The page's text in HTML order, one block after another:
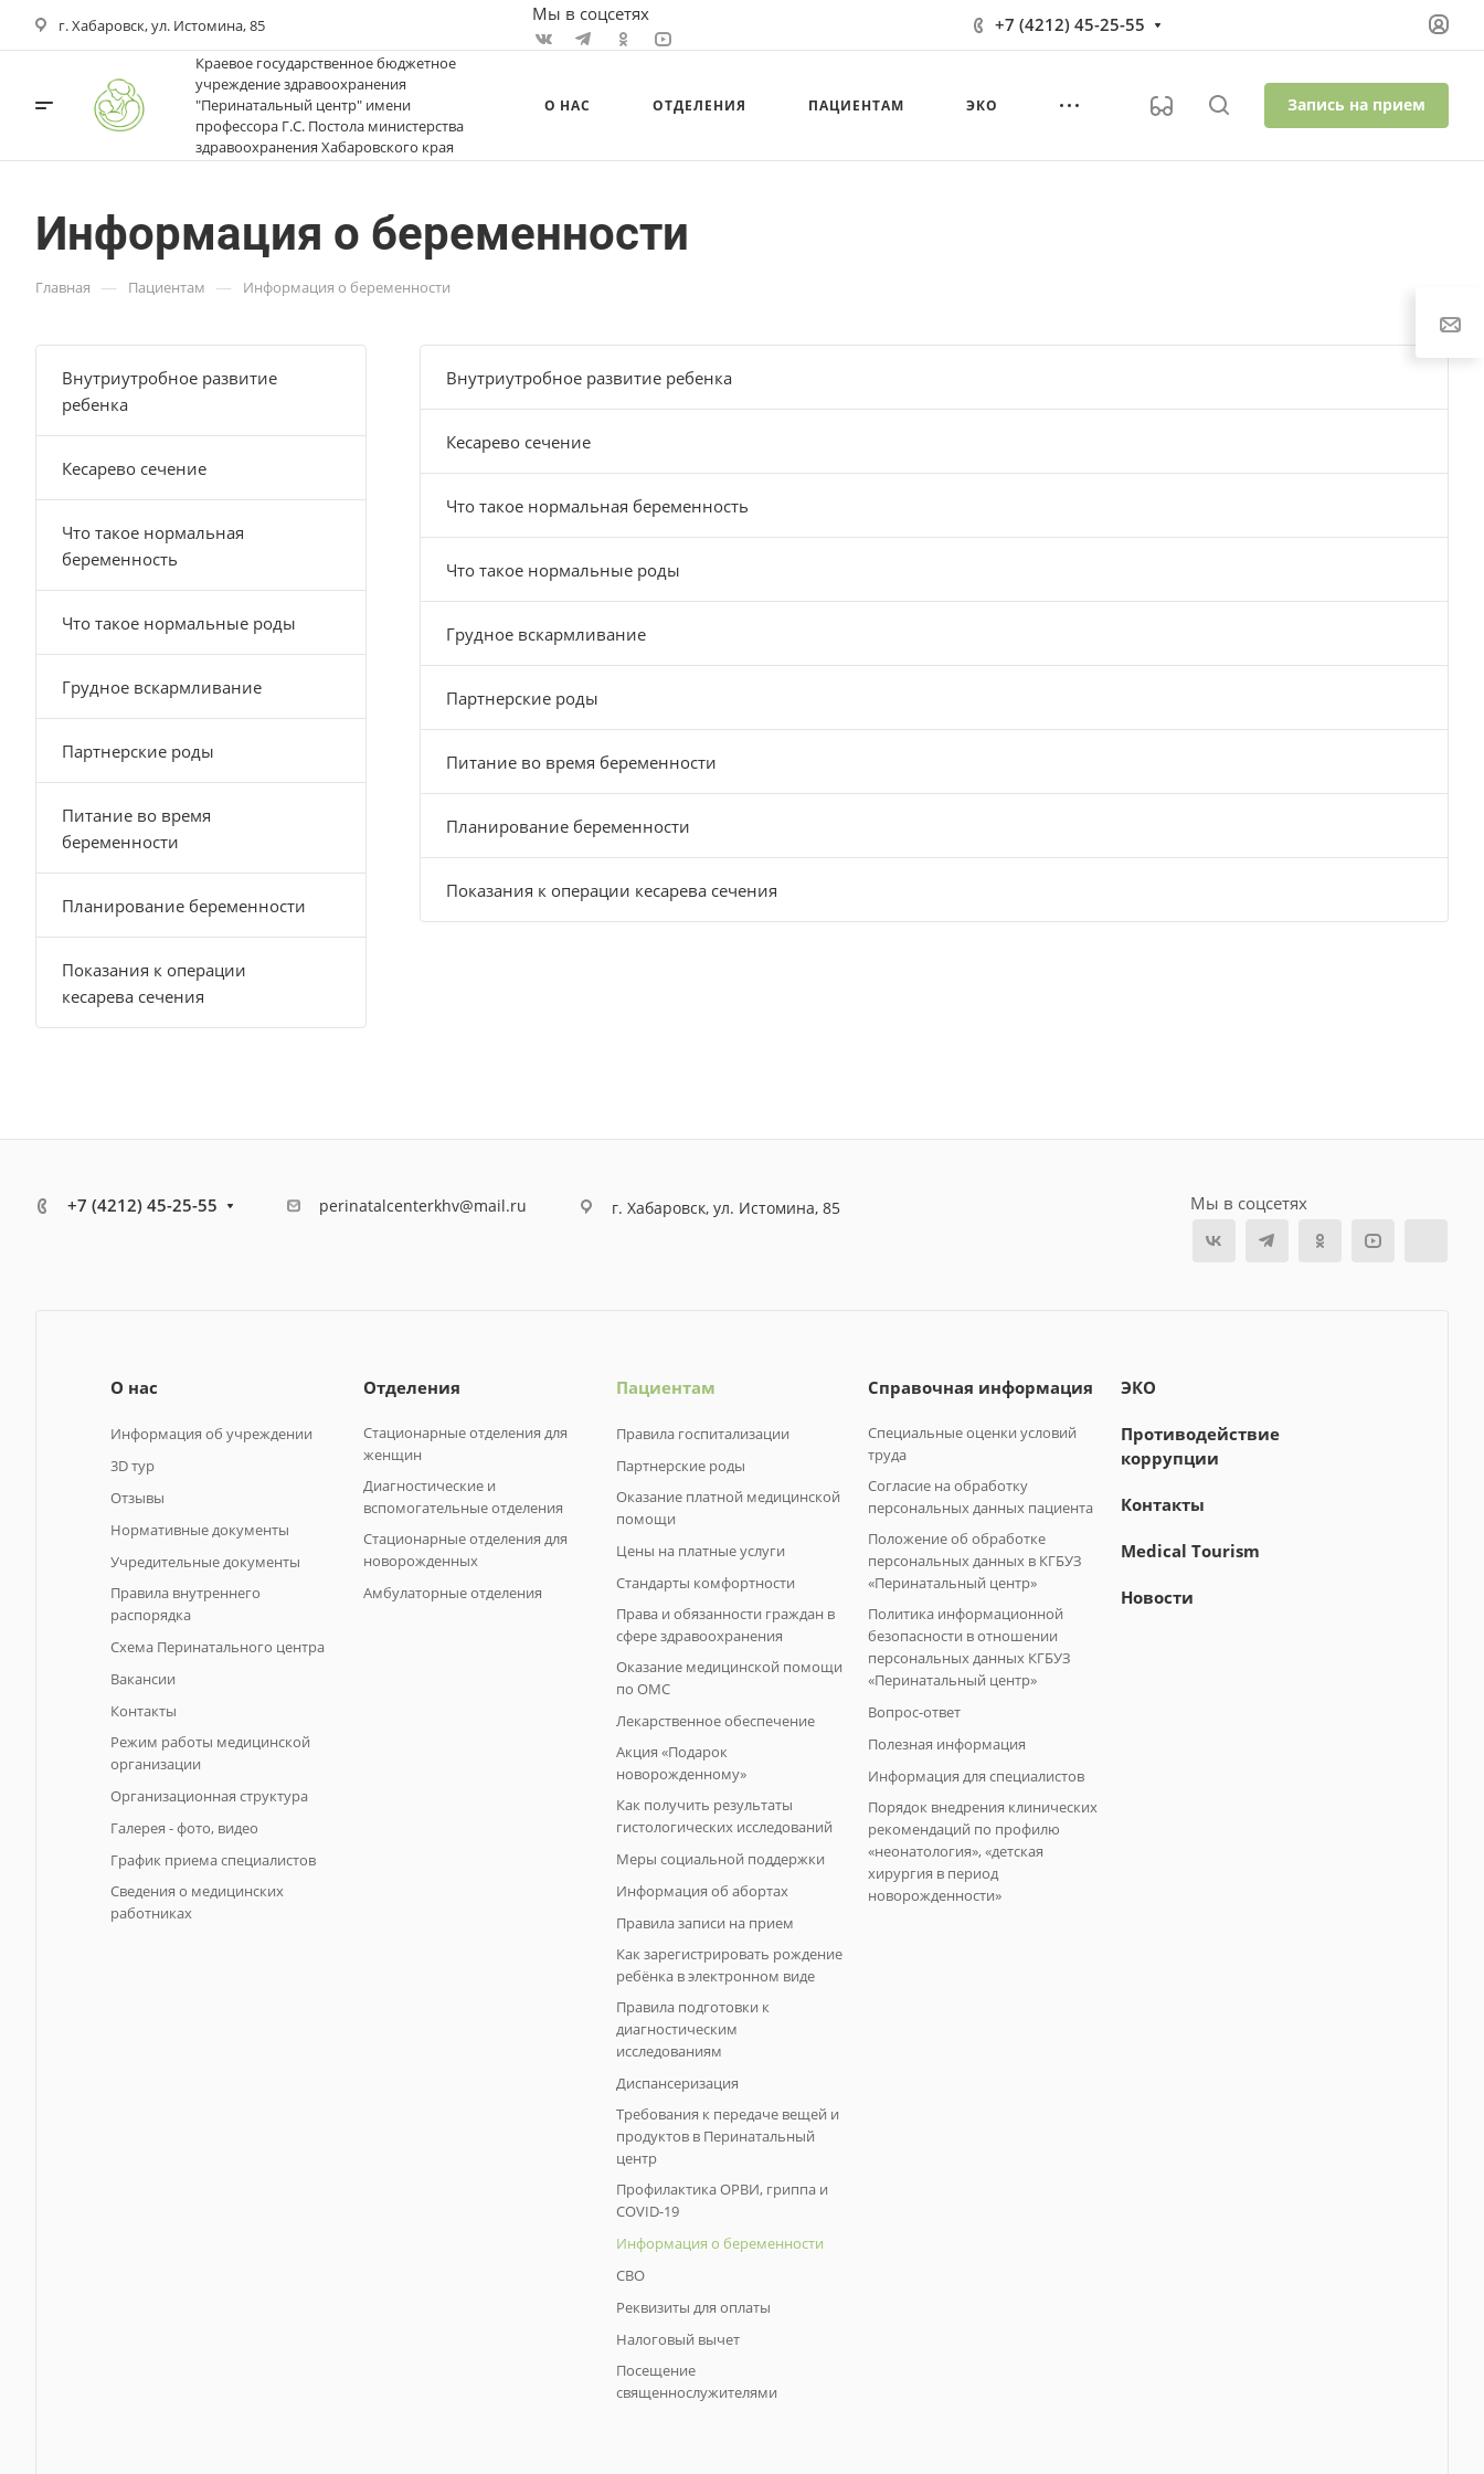
г. Хабаровск, ул. Истомина, 85
Мы в соцсетях +7 (4212) 45-25-55
Краевое государственное бюджетное
учреждение здравоохранения
"Перинатальный центр" имени
профессора Г.С. Постола министерства
здравоохранения Хабаровского края
О НАС ОТДЕЛЕНИЯ ПАЦИЕНТАМ ЭКО Запись на прием
Информация о беременности
Главная — Пациентам — Информация о беременности
Внутриутробное развитие ребенка
Кесарево сечение
Что такое нормальная беременность
Что такое нормальные роды
Грудное вскармливание
Партнерские роды
Питание во время беременности
Планирование беременности
Показания к операции кесарева сечения
Внутриутробное развитие
ребенка
Кесарево сечение
Что такое нормальная
беременность
Что такое нормальные роды
Грудное вскармливание
Партнерские роды
Питание во время
беременности
Планирование беременности
Показания к операции
кесарева сечения
+7 (4212) 45-25-55 perinatalcenterkhv@mail.ru г. Хабаровск, ул. Истомина, 85 Мы в соцсетях
О нас
Информация об учреждении
3D тур
Отзывы
Нормативные документы
Учредительные документы
Правила внутреннего
распорядка
Схема Перинатального центра
Вакансии
Контакты
Режим работы медицинской
организации
Организационная структура
Галерея - фото, видео
График приема специалистов
Сведения о медицинских
работниках
Отделения
Стационарные отделения для
женщин
Диагностические и
вспомогательные отделения
Стационарные отделения для
новорожденных
Амбулаторные отделения
Пациентам
Правила госпитализации
Партнерские роды
Оказание платной медицинской
помощи
Цены на платные услуги
Стандарты комфортности
Права и обязанности граждан в
сфере здравоохранения
Оказание медицинской помощи
по ОМС
Лекарственное обеспечение
Акция «Подарок
новорожденному»
Как получить результаты
гистологических исследований
Меры социальной поддержки
Информация об абортах
Правила записи на прием
Как зарегистрировать рождение
ребёнка в электронном виде
Правила подготовки к
диагностическим
исследованиям
Диспансеризация
Требования к передаче вещей и
продуктов в Перинатальный
центр
Профилактика ОРВИ, гриппа и
COVID-19
Информация о беременности
СВО
Реквизиты для оплаты
Налоговый вычет
Посещение
священнослужителями
Справочная информация
Специальные оценки условий
труда
Согласие на обработку
персональных данных пациента
Положение об обработке
персональных данных в КГБУЗ
«Перинатальный центр»
Политика информационной
безопасности в отношении
персональных данных КГБУЗ
«Перинатальный центр»
Вопрос-ответ
Полезная информация
Информация для специалистов
Порядок внедрения клинических
рекомендаций по профилю
«неонатология», «детская
хирургия в период
новорожденности»
ЭКО
Противодействие
коррупции
Контакты
Medical Tourism
Новости